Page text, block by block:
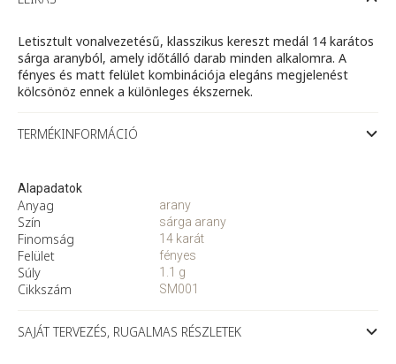
Letisztult vonalvezetésű, klasszikus kereszt medál 14 karátos
sárga aranyból, amely időtálló darab minden alkalomra. A
fényes és matt felület kombinációja elegáns megjelenést
kölcsönöz ennek a különleges ékszernek.
TERMÉKINFORMÁCIÓ
Alapadatok
Anyag
Szín
Finomság
Felület
Súly
Cikkszám
arany
sárga arany
14 karát
fényes
1.1 g
SM001
SAJÁT TERVEZÉS, RUGALMAS RÉSZLETEK